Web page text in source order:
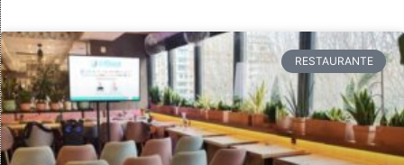
RESTAURANTE